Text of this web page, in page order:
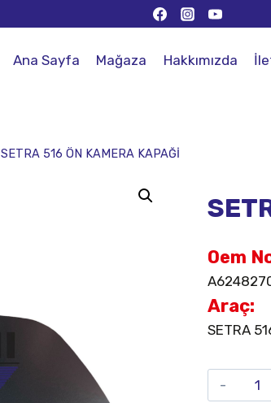
Ana Sayfa Mağaza Hakkımızda
SETRA 516 ÖN KAMERA KAPAĞİ
Oem
Araç:
SETRA